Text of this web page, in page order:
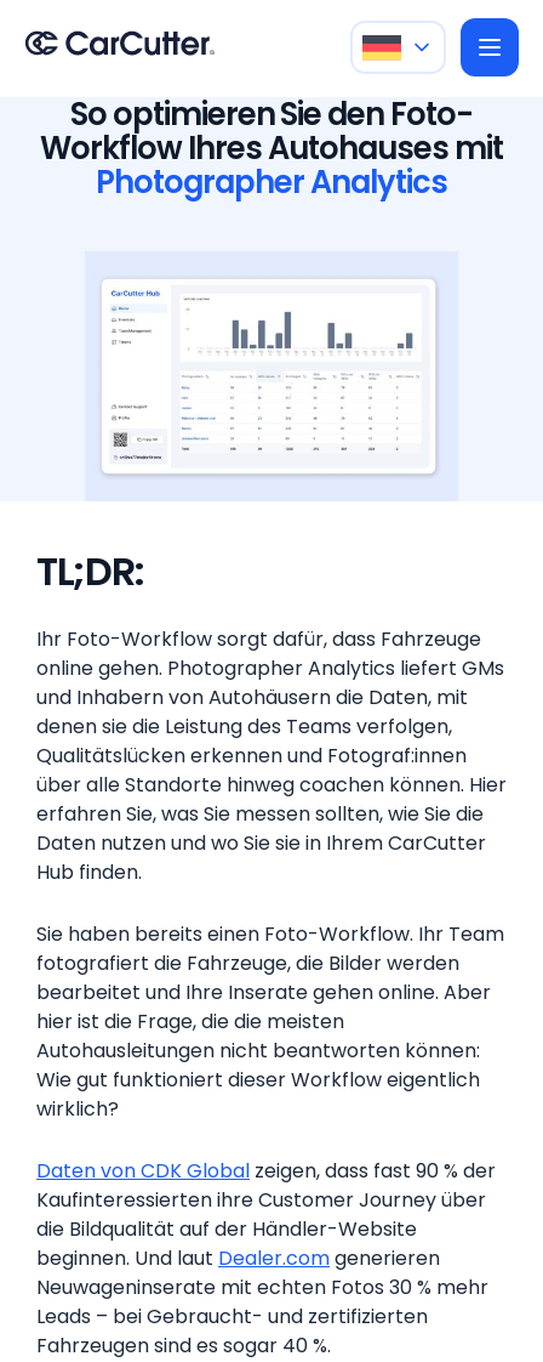
So optimieren Sie den Foto-
Workflow Ihres Autohauses mit
Photographer Analytics
TL;DR:
Ihr Foto-Workflow sorgt dafür, dass Fahrzeuge
online gehen. Photographer Analytics liefert GMs
und Inhabern von Autohäusern die Daten, mit
denen sie die Leistung des Teams verfolgen,
Qualitätslücken erkennen und Fotograf:innen
über alle Standorte hinweg coachen können. Hier
erfahren Sie, was Sie messen sollten, wie Sie die
Daten nutzen und wo Sie sie in Ihrem CarCutter
Hub finden.
Sie haben bereits einen Foto-Workflow. Ihr Team
fotografiert die Fahrzeuge, die Bilder werden
bearbeitet und Ihre Inserate gehen online. Aber
hier ist die Frage, die die meisten
Autohausleitungen nicht beantworten können:
Wie gut funktioniert dieser Workflow eigentlich
wirklich?
Daten von CDK Global zeigen, dass fast 90 % der
Kaufinteressierten ihre Customer Journey über
die Bildqualität auf der Händler-Website
beginnen. Und laut Dealer.comgenerieren
Neuwageninserate mit echten Fotos 30 % mehr
Leads – bei Gebraucht- und zertifizierten
Fahrzeugen sind es sogar 40 %.